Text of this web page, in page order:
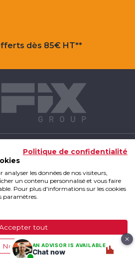
dès 85€ HT**
droits réservés
Mentions
| CGV | Plan du site
Politique de confidentialité
les données de nos visiteurs,
un contenu personnalisé et vous faire
Pour plus d'informations sur les cookies
paramètres.
tout
Non, ajusterAN ADVISOR IS AVAILABLE
Chat now